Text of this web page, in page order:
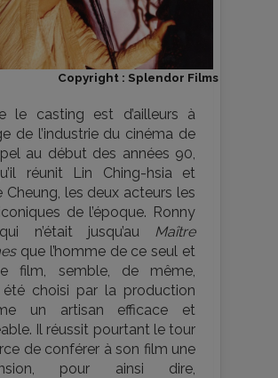
Copyright : Splendor Films
le casting est d’ailleurs à
de l’industrie du cinéma de
au début des années 90,
réunit Lin Ching-hsia et
Cheung, les deux acteurs les
de l’époque. Ronny
n’était jusqu’au
Maître
que l’homme de ce seul et
film, semble, de même,
été choisi par la production
un artisan efficace et
Il réussit pourtant le tour
de conférer à son film une
pour ainsi dire,